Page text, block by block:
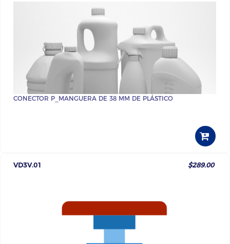
CONECTOR P_MANGUERA DE 38 MM DE PLÁSTICO
VD3V.01 $289.00